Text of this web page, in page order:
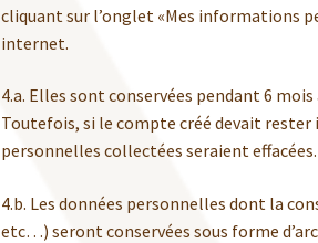
cliquant sur l’onglet «Mes informations
internet.
4.a. Elles sont conservées pendant 6
Toutefois, si le compte créé devait
personnelles collectées seraient effacées.
4.b. Les données personnelles dont la
etc…) seront conservées sous forme